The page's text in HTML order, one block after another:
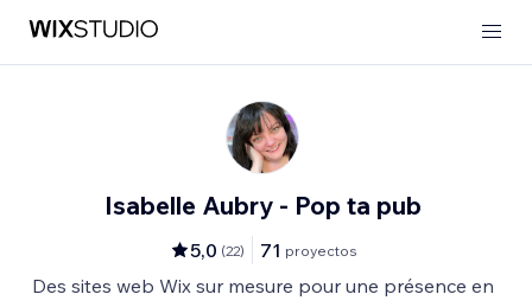
Isabelle Aubry - Pop ta pub
5,0 (22) 71 proyectos
Des sites web Wix sur mesure pour une présence en